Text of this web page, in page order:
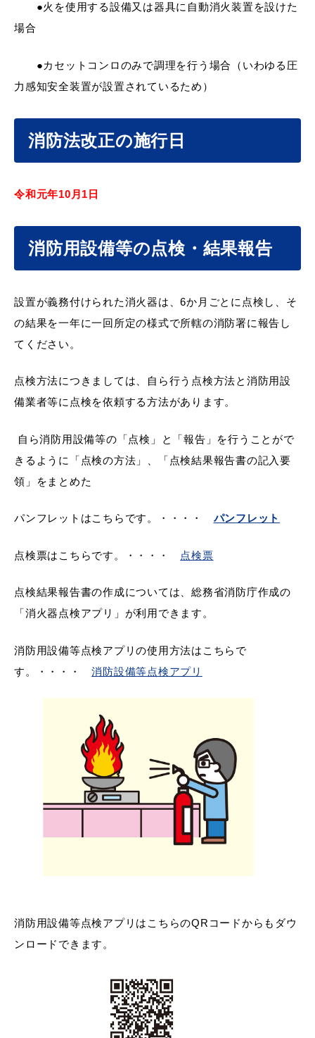
目的から探す
届出・証明 税金
ごみ・リサイクル 支援・助成制度
各種相談窓口 入札
防災・消防
公共交通・
敬老福祉乗車券
公共施設
便利なサービス
防災・防犯メール
ごみ分別早見表
目的別の
募集情報
申請書
ダウンロード
●火を使用する設備又は器具に自動消火装置を設けた
場合
●カセットコンロのみで調理を行う場合（いわゆる圧
力感知安全装置が設置されているため）
消防法改正の施行日
令和元年10月1日
消防用設備等の点検・結果報告
設置が義務付けられた消火器は、6か月ごとに点検し、そ
の結果を一年に一回所定の様式で所轄の消防署に報告し
てください。
点検方法につきましては、自ら行う点検方法と消防用設
備業者等に点検を依頼する方法があります。
自ら消防用設備等の「点検」と「報告」を行うことがで
きるように「点検の方法」、「点検結果報告書の記入要
領」をまとめた
パンフレットはこちらです。・・・・パンフレット
点検票はこちらです。・・・・ 点検票
点検結果報告書の作成については、総務省消防庁作成の
「消火器点検アプリ」が利用できます。
消防用設備等点検アプリの使用方法はこちらで
す。・・・・消防設備等点検アプリ
消防用設備等点検アプリはこちらのQRコードからもダウ
ンロードできます。